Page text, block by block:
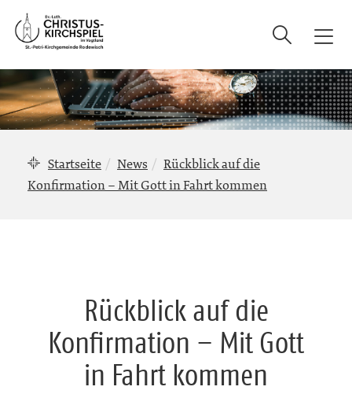
T
g
g
l
Suche
Startseite News
Rückblick auf die
Konfirmation – Mit Gott in Fahrt kommen
Rückblick auf die
Konfirmation – Mit Gott
in Fahrt kommen